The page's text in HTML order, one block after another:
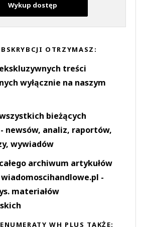
Wykup dostęp
OTRZYMASZ:
treści
wyłącznie na naszym
bieżących
newsów, analiz, raportów,
wywiadów
archiwum artykułów
-
materiałów
WH PLUS TAKŻE: